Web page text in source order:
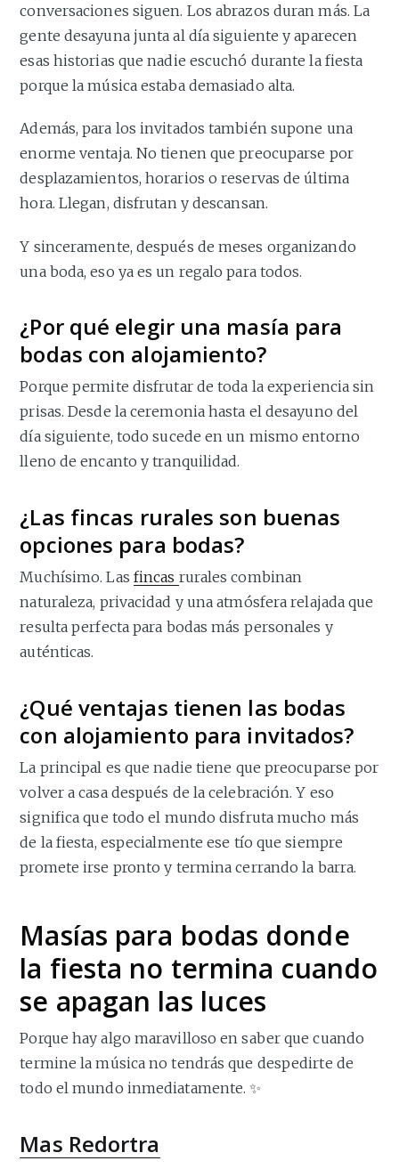
conversaciones siguen. Los abrazos duran más. La
gente desayuna junta al día siguiente y aparecen
esas historias que nadie escuchó durante la fiesta
porque la música estaba demasiado alta.
Además, para los invitados también supone una
enorme ventaja. No tienen que preocuparse por
desplazamientos, horarios o reservas de última
hora. Llegan, disfrutan y descansan.
Y sinceramente, después de meses organizando
una boda, eso ya es un regalo para todos.
¿Por qué elegir una masía para
bodas con alojamiento?
Porque permite disfrutar de toda la experiencia sin
prisas. Desde la ceremonia hasta el desayuno del
día siguiente, todo sucede en un mismo entorno
lleno de encanto y tranquilidad.
¿Las fincas rurales son buenas
opciones para bodas?
Muchísimo. Las fincas rurales combinan
naturaleza, privacidad y una atmósfera relajada que
resulta perfecta para bodas más personales y
auténticas.
¿Qué ventajas tienen las bodas
con alojamiento para invitados?
La principal es que nadie tiene que preocuparse por
volver a casa después de la celebración. Y eso
significa que todo el mundo disfruta mucho más
de la fiesta, especialmente ese tío que siempre
promete irse pronto y termina cerrando la barra.
Masías para bodas donde
la fiesta no termina cuando
se apagan las luces
Porque hay algo maravilloso en saber que cuando
termine la música no tendrás que despedirte de
todo el mundo inmediatamente. ✨
Mas Redortra